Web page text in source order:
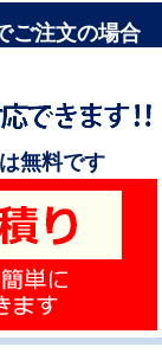
ご注文の場合
無料です